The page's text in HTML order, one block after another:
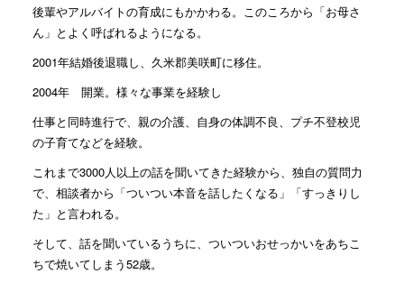
後輩やアルバイトの育成にもかかわる。このころから「お母さ
ん」とよく呼ばれるようになる。
2001年結婚後退職し、久米郡美咲町に移住。
2004年 開業。様々な事業を経験し
仕事と同時進行で、親の介護、自身の体調不良、プチ不登校児
の子育てなどを経験。
これまで3000人以上の話を聞いてきた経験から、独自の質問力
で、相談者から「ついつい本音を話したくなる」「すっきりし
た」と言われる。
そして、話を聞いているうちに、ついついおせっかいをあちこ
ちで焼いてしまう52歳。